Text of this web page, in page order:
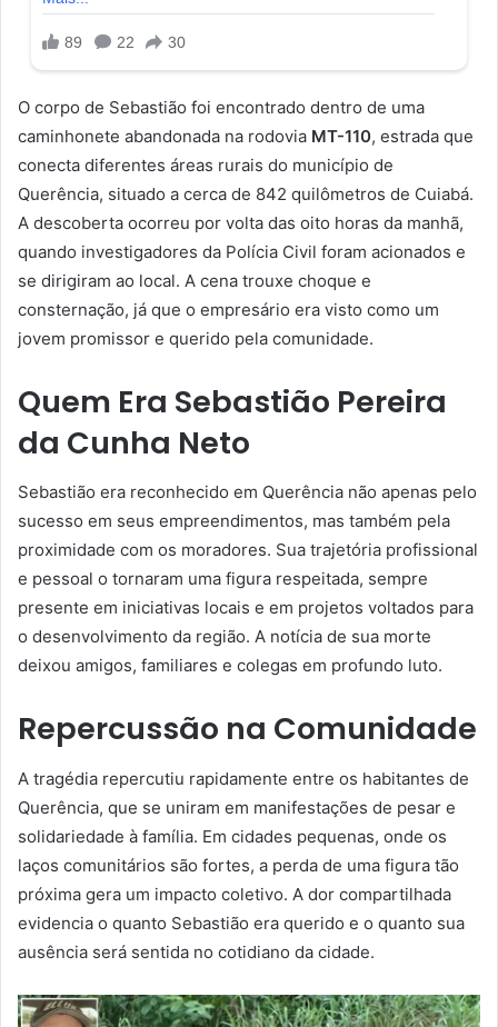
O corpo de Sebastião foi encontrado dentro de uma
caminhonete abandonada na rodovia MT-110, estrada que
conecta diferentes áreas rurais do município de
Querência, situado a cerca de 842 quilômetros de Cuiabá.
A descoberta ocorreu por volta das oito horas da manhã,
quando investigadores da Polícia Civil foram acionados e
se dirigiram ao local. A cena trouxe choque e
consternação, já que o empresário era visto como um
jovem promissor e querido pela comunidade.
Quem Era Sebastião Pereira
da Cunha Neto
Sebastião era reconhecido em Querência não apenas pelo
sucesso em seus empreendimentos, mas também pela
proximidade com os moradores. Sua trajetória profissional
e pessoal o tornaram uma figura respeitada, sempre
presente em iniciativas locais e em projetos voltados para
o desenvolvimento da região. A notícia de sua morte
deixou amigos, familiares e colegas em profundo luto.
Repercussão na Comunidade
A tragédia repercutiu rapidamente entre os habitantes de
Querência, que se uniram em manifestações de pesar e
solidariedade à família. Em cidades pequenas, onde os
laços comunitários são fortes, a perda de uma figura tão
próxima gera um impacto coletivo. A dor compartilhada
evidencia o quanto Sebastião era querido e o quanto sua
ausência será sentida no cotidiano da cidade.